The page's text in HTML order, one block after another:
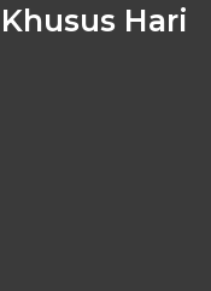
Khusus Hari